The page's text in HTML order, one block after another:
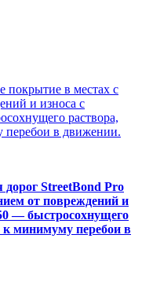
покрытие в местах с
и износа с
раствора,
перебои в движении.
StreetBond Pro
от повреждений и
— быстросохнущего
к минимуму перебои в